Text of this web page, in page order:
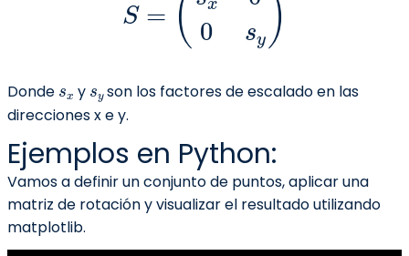
Donde y
son los factores de escalado en las
direcciones x e y.
Ejemplos en Python:
Vamos a definir un conjunto de puntos, aplicar una
matriz de rotación y visualizar el resultado utilizando
matplotlib.